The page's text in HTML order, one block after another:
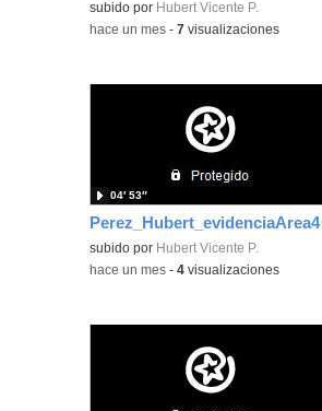
subido por Hubert Vicente P.
-hace un mes -7 visualizaciones
Perez_Hubert_evidenciaArea4
subido por Hubert Vicente P.
04′ 53″
-hace un mes -4 visualizaciones